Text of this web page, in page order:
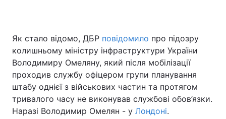
Як стало відомо, ДБР повідомило про підозру
колишньому міністру інфраструктури України
Володимиру Омеляну, який після мобілізації
проходив службу офіцером групи планування
штабу однієї з військових частин та протягом
тривалого часу не виконував службові обов’язки.
Наразі Володимир Омелян - у Лондоні.